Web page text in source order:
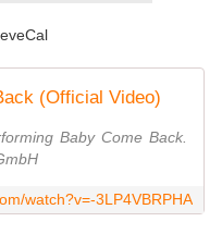
(Official Video)
Baby Come Back.
watch?v=-3LP4VBRPHA